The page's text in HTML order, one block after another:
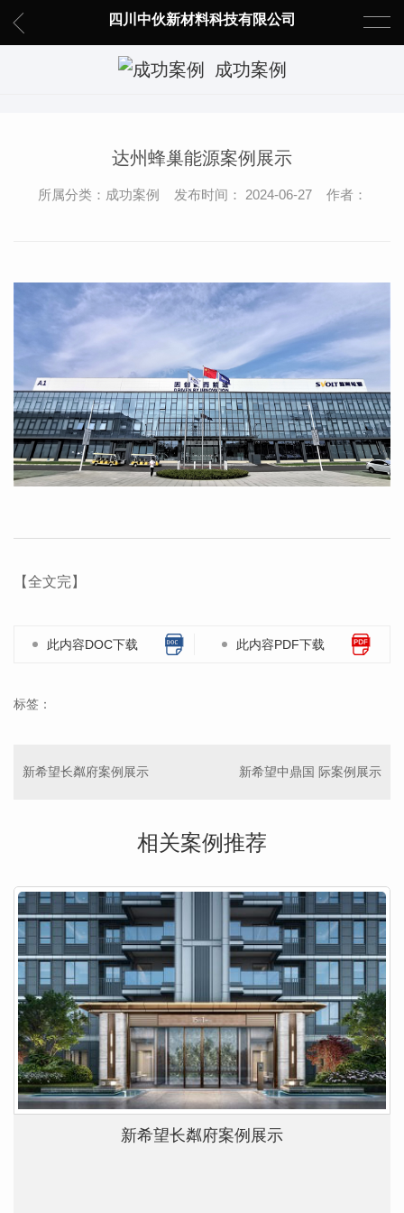
四川中伙新材料科技有限公司
成功案例
达州蜂巢能源案例展示
所属分类：成功案例 发布时间： 2024-06-27 作者：
【全文完】
此内容DOC下载 此内容PDF下载
标签：
新希望长粼府案例展示 新希望中鼎国 际案例展示
相关案例推荐
新希望长粼府案例展示